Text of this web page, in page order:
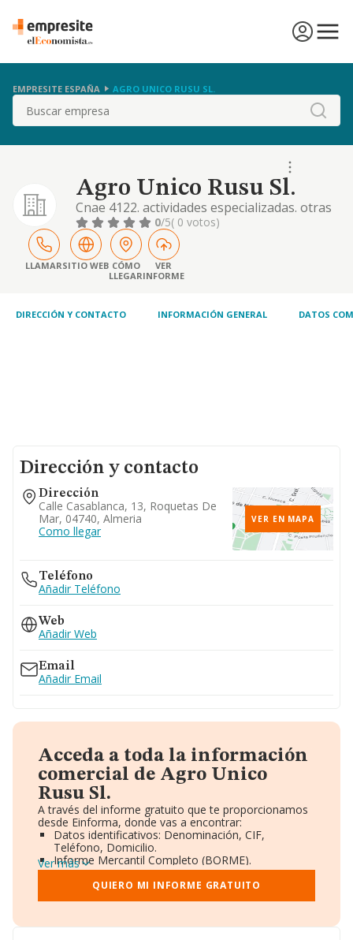
EMPRESITE ESPAÑA AGRO UNICO RUSU SL.
Buscar
Agro Unico Rusu Sl.
Cnae 4122. actividades especializadas. otras
actividades: montajes e instalació de
estructuras metálicas y de invernaderos; la
construcción por cuenta propia y ajena de
toda clase de obras y edificaciones, publicas
y privadas; compraventa de productos y
exp
0/5( 0 votos)
LLAMARSITIO WEB CÓMO
LLEGAR
VER
INFORME
DIRECCIÓN Y CONTACTO INFORMACIÓN GENERAL DATOS
Dirección y contacto
Dirección
Calle Casablanca, 13, Roquetas De
Mar, 04740, Almeria
Como llegar
VER EN MAPA
Teléfono
Añadir Teléfono
Web
Añadir Web
Email
Añadir Email
Acceda a toda la información
comercial de Agro Unico
Rusu Sl.
A través del informe gratuito que te proporcionamos
desde Einforma, donde vas a encontrar:
Datos identificativos: Denominación, CIF,
Teléfono, Domicilio.
Informe Mercantil Completo (BORME).
Gráficos de Evolución Ventas y Empleados.
Consejo de Administración y Administradores.
Directivos y Ejecutivos.
Ver más
QUIERO MI INFORME GRATUITO